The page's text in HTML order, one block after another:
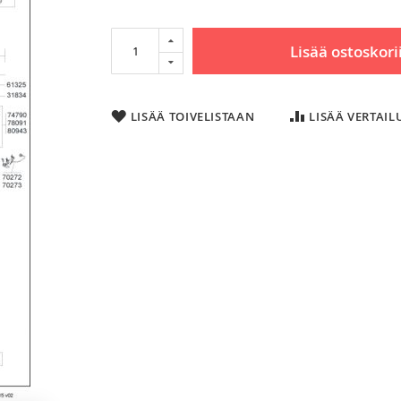
Lisää
LISÄÄ TOIVELISTAAN LISÄÄ